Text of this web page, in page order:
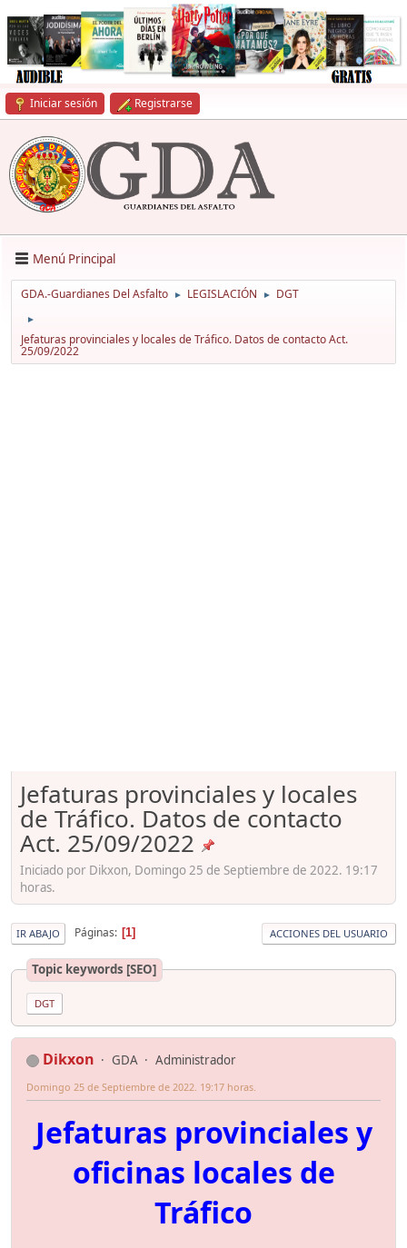
Iniciar sesión Registrarse
Menú Principal
GDA.-Guardianes Del Asfalto ► LEGISLACIÓN ► DGT
►
Jefaturas provinciales y locales de Tráfico. Datos de contacto Act.
25/09/2022
Jefaturas provinciales y locales
de Tráfico. Datos de contacto
Act. 25/09/2022
Iniciado por Dikxon, Domingo 25 de Septiembre de 2022. 19:17
horas.
IR ABAJO Páginas 1 ACCIONES DEL USUARIO
Topic keywords [SEO]
DGT
Dikxon GDA Administrador
Domingo 25 de Septiembre de 2022. 19:17 horas.
Jefaturas provinciales y
oficinas locales de
Tráfico